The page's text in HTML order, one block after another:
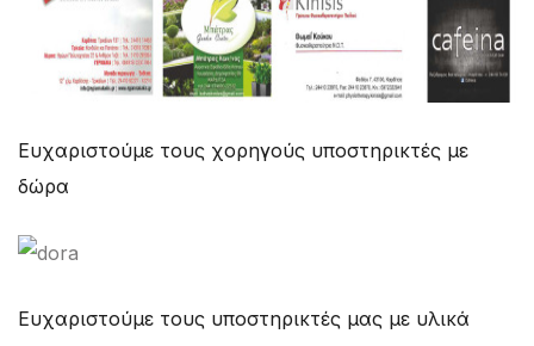
Ευχαριστούμε τους χορηγούς υποστηρικτές με
δώρα
Ευχαριστούμε τους υποστηρικτές μας με υλικά